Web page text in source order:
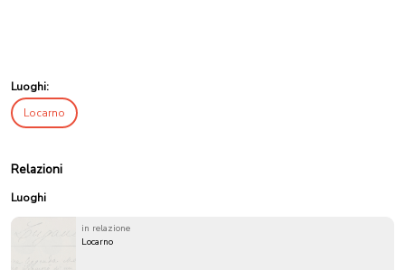
Luoghi:
Locarno
Relazioni
Luoghi
in relazione
Locarno